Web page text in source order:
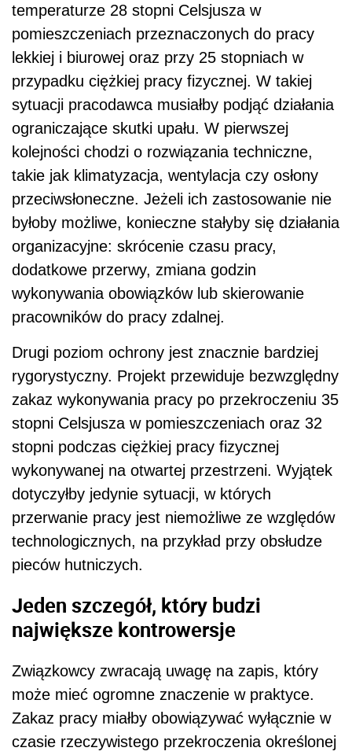
temperaturze 28 stopni Celsjusza w
pomieszczeniach przeznaczonych do pracy
lekkiej i biurowej oraz przy 25 stopniach w
przypadku ciężkiej pracy fizycznej. W takiej
sytuacji pracodawca musiałby podjąć działania
ograniczające skutki upału. W pierwszej
kolejności chodzi o rozwiązania techniczne,
takie jak klimatyzacja, wentylacja czy osłony
przeciwsłoneczne. Jeżeli ich zastosowanie nie
byłoby możliwe, konieczne stałyby się działania
organizacyjne: skrócenie czasu pracy,
dodatkowe przerwy, zmiana godzin
wykonywania obowiązków lub skierowanie
pracowników do pracy zdalnej.
Drugi poziom ochrony jest znacznie bardziej
rygorystyczny. Projekt przewiduje bezwzględny
zakaz wykonywania pracy po przekroczeniu 35
stopni Celsjusza w pomieszczeniach oraz 32
stopni podczas ciężkiej pracy fizycznej
wykonywanej na otwartej przestrzeni. Wyjątek
dotyczyłby jedynie sytuacji, w których
przerwanie pracy jest niemożliwe ze względów
technologicznych, na przykład przy obsłudze
pieców hutniczych.
Jeden szczegół, który budzi
największe kontrowersje
Związkowcy zwracają uwagę na zapis, który
może mieć ogromne znaczenie w praktyce.
Zakaz pracy miałby obowiązywać wyłącznie w
czasie rzeczywistego przekroczenia określonej